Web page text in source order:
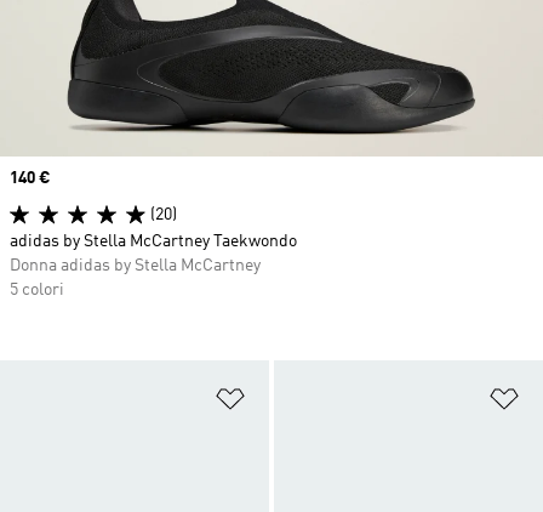
Aggiungi alla lista dei desideri
Price
140 €
(20)
adidas by Stella McCartney Taekwondo
Donna adidas by Stella McCartney
5 colori